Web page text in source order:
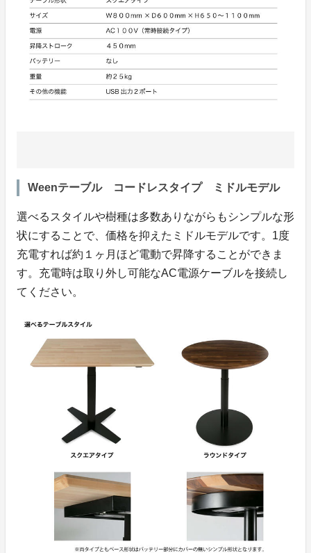
Weenテーブル コードレスタイプ ミドルモデル
選べるスタイルや樹種は多数ありながらもシンプルな形
状にすることで、価格を抑えたミドルモデルです。1度
充電すれば約１ヶ月ほど電動で昇降することができま
す。充電時は取り外し可能なAC電源ケーブルを接続し
てください。